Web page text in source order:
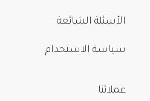
الأسئلة الشائعة
سياسة الاستخدام
عملائنا